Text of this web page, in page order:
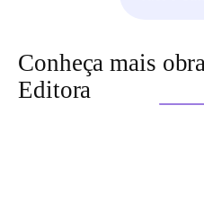
Conheça mais
Editora